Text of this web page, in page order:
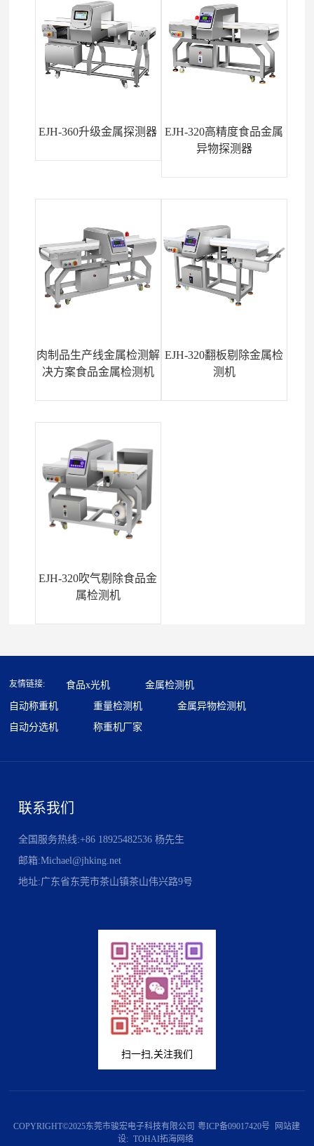
EJH-360升级金属探测器
EJH-320高精度食品金属
异物探测器
肉制品生产线金属检测解
决方案食品金属检测机
EJH-320翻板剔除金属检
测机
EJH-320吹气剔除食品金
属检测机
友情链接: 食品x光机
金属检测机
自动称重机
重量检测机
金属异物检测机
自动分选机
称重机厂家
联系我们
全国服务热线:+86 18925482536 杨先生
邮箱:Michael@jhking.net
地址:广东省东莞市茶山镇茶山伟兴路9号
扫一扫,关注我们
COPYRIGHT©2025东莞市骏宏电子科技有限公司 粤ICP备09017420号
网站建
设: TOHAI拓海网络